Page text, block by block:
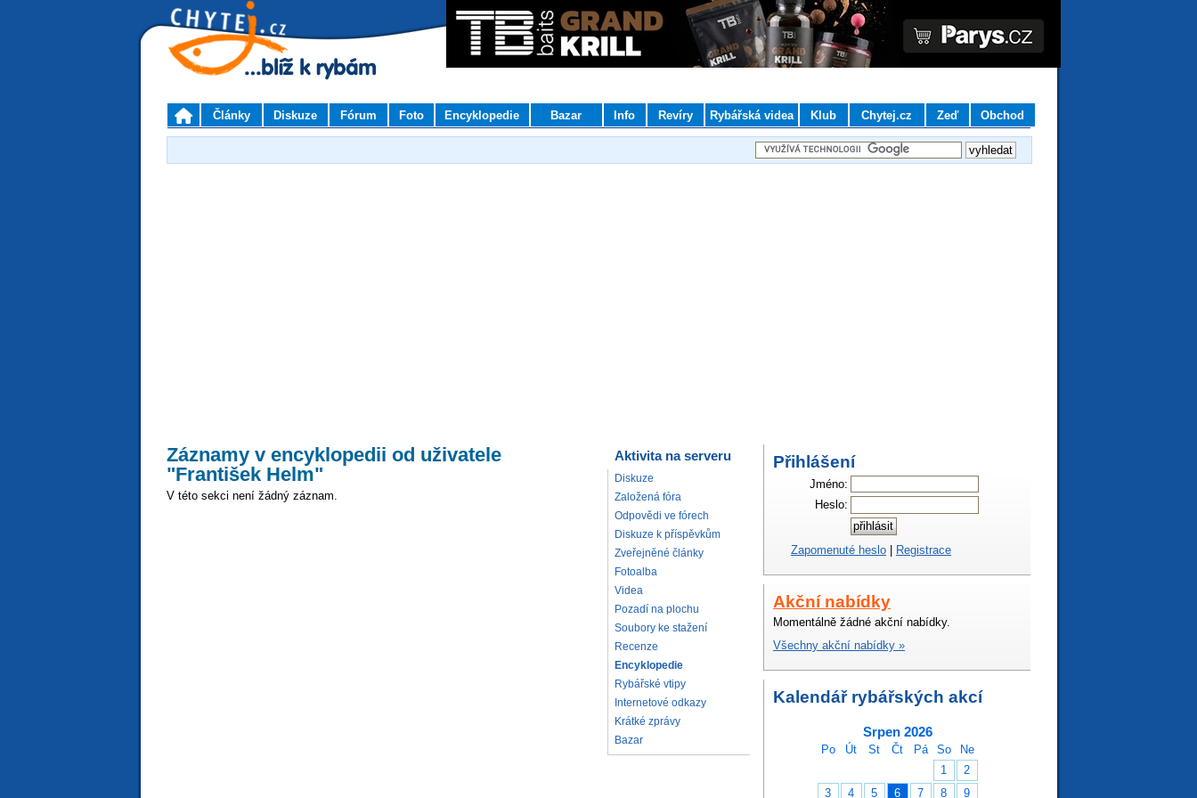
Články Diskuze Fórum Foto Encyklopedie Bazar Info Revíry Rybářská videa Klub Chytej.cz Zeď Obchod
Záznamy v encyklopedii od uživatele
"František Helm"
V této sekci není žádný záznam.
Aktivita na serveru
Diskuze
Založená fóra
Odpovědi ve fórech
Diskuze k příspěvkům
Zveřejněné články
Fotoalba
Videa
Pozadí na plochu
Soubory ke stažení
Recenze
Encyklopedie
Rybářské vtipy
Internetové odkazy
Krátké zprávy
Bazar
Přihlášení
Jméno:
Heslo:
Zapomenuté heslo | Registrace
Akční nabídky
Momentálně žádné akční nabídky.
Všechny akční nabídky »
Kalendář rybářských akcí
Srpen 2026
Po Út St Čt Pá So
Ne
1
2
3
4 5 6 7 8 9